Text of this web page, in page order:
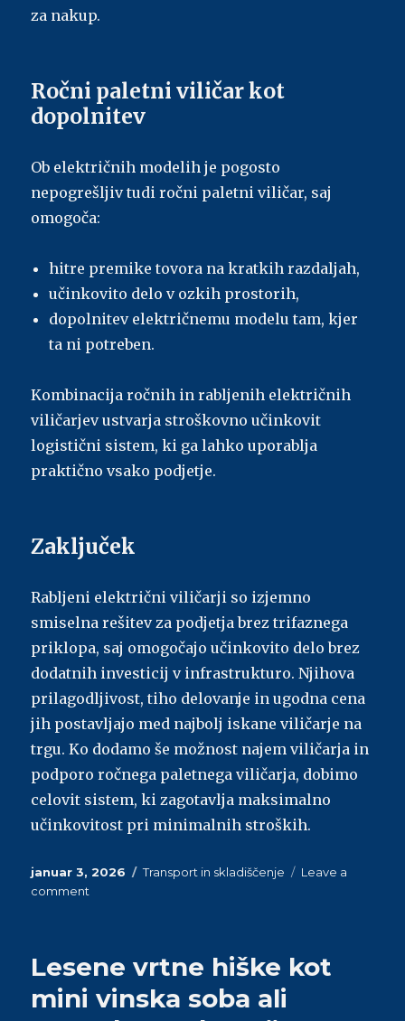
za nakup.
Ročni paletni viličar kot
dopolnitev
Ob električnih modelih je pogosto
nepogrešljiv tudi ročni paletni viličar, saj
omogoča:
hitre premike tovora na kratkih razdaljah,
učinkovito delo v ozkih prostorih,
dopolnitev električnemu modelu tam, kjer
ta ni potreben.
Kombinacija ročnih in rabljenih električnih
viličarjev ustvarja stroškovno učinkovit
logistični sistem, ki ga lahko uporablja
praktično vsako podjetje.
Zaključek
Rabljeni električni viličarji so izjemno
smiselna rešitev za podjetja brez trifaznega
priklopa, saj omogočajo učinkovito delo brez
dodatnih investicij v infrastrukturo. Njihova
prilagodljivost, tiho delovanje in ugodna cena
jih postavljajo med najbolj iskane viličarje na
trgu. Ko dodamo še možnost najem viličarja in
podporo ročnega paletnega viličarja, dobimo
celovit sistem, ki zagotavlja maksimalno
učinkovitost pri minimalnih stroških.
Posted
on
januar 3, 2026 Categories
Transport in skladiščenje
Leave a
comment
za
podjetja
brez
Lesene vrtne hiške kot
mini vinska soba ali